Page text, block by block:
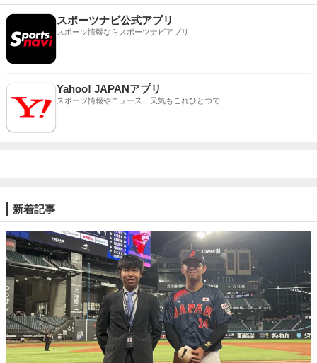
スポーツナビ公式アプリ
スポーツ情報ならスポーツナビアプリ
Yahoo! JAPANアプリ
スポーツ情報やニュース、天気もこれひとつで
新着記事